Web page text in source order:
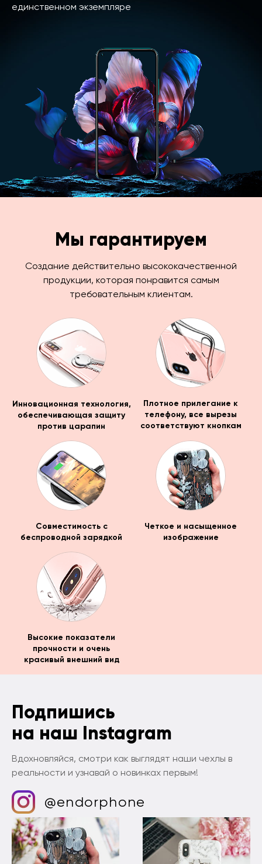
единственном экземпляре
Мы гарантируем
Создание действительно высококачественной
продукции, которая понравится самым
требовательным клиентам.
Инновационная технология,
обеспечивающая защиту
против царапин
Плотное прилегание к
телефону, все вырезы
соответствуют кнопкам
Совместимость с
беспроводной зарядкой
Четкое и насыщенное
изображение
Высокие показатели
прочности и очень
красивый внешний вид
Подпишись
на наш Instagram
Вдохновляйся, смотри как выглядят наши чехлы в
реальности и узнавай о новинках первым!
@endorphone